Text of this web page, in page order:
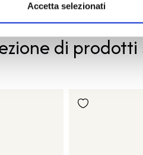
Accetta selezionati
di